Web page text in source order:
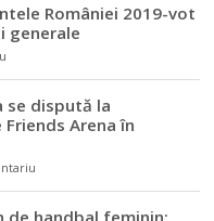
României 2019-vot
generale
se dispută la
Arena în
de handbal feminin: